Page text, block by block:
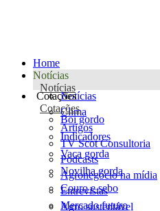
Home
Notícias
Notícias
Notícias
Clima
Artigos
TV Scot Consultoria
Podcasts
Agronegócio na mídia
Entrevistas
Agro sustentável
Cotações
Cotações
Boi gordo
Indicadores
Vaca gorda
Novilha gorda
Couro e sebo
Mercado futuro